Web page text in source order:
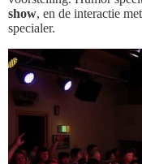
show, en de interactie
specialer.